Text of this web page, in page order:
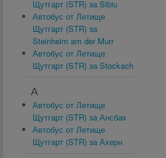
Щутгарт (STR) за Sibiu
Автобус от Летище
Щутгарт (STR) за
Steinheim am der Murr
Автобус от Летище
Щутгарт (STR) за Stockach
А
Автобус от Летище
Щутгарт (STR) за Ансбах
Автобус от Летище
Щутгарт (STR) за Ахерн